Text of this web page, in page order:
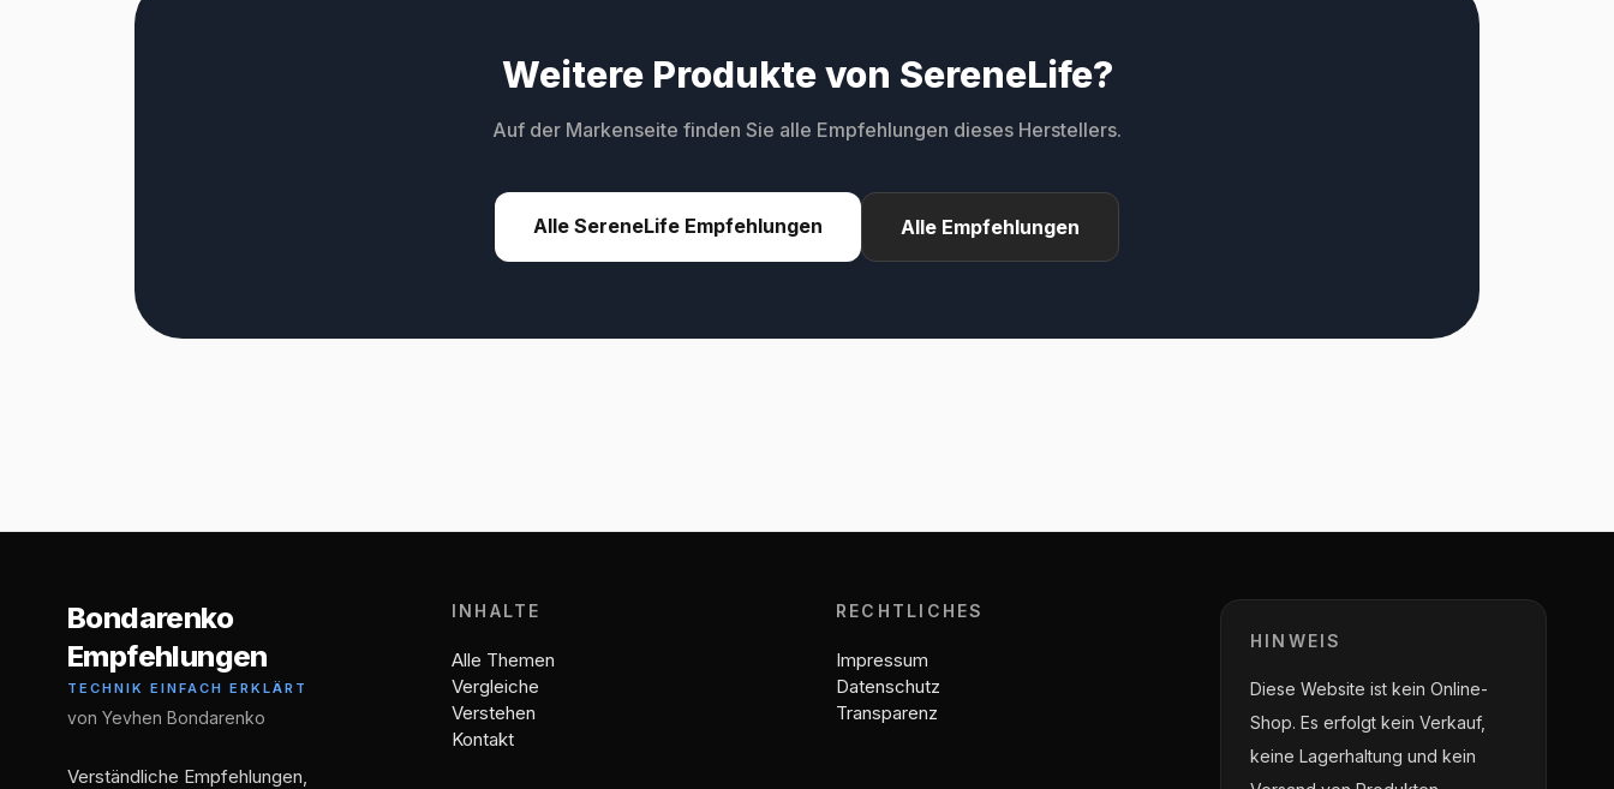
Weitere Produkte von SereneLife?
Auf der Markenseite finden Sie alle Empfehlungen dieses Herstellers.
Alle SereneLife Empfehlungen Alle Empfehlungen
Bondarenko
Empfehlungen
TECHNIK EINFACH ERKLÄRT
von Yevhen Bondarenko
Verständliche Empfehlungen,
INHALTE
Alle Themen
Vergleiche
Verstehen
Kontakt
RECHTLICHES
Impressum
Datenschutz
Transparenz
HINWEIS
Diese Website ist kein Online-
Shop. Es erfolgt kein Verkauf,
keine Lagerhaltung und kein